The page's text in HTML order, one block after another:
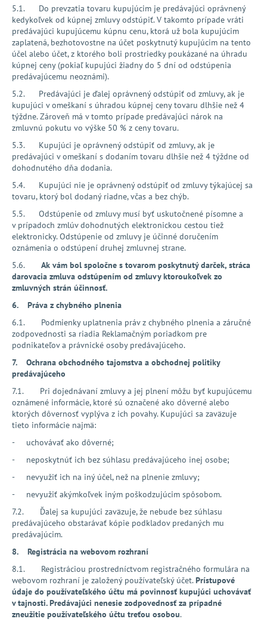
5.1. Do prevzatia tovaru kupujúcim je predávajúci oprávnený
kedykoľvek od kúpnej zmluvy odstúpiť. V takomto prípade vráti
predávajúci kupujúcemu kúpnu cenu, ktorá už bola kupujúcim
zaplatená, bezhotovostne na účet poskytnutý kupujúcim na tento
účel alebo účet, z ktorého boli prostriedky poukázané na úhradu
kúpnej ceny (pokiaľ kupujúci žiadny do 5 dní od odstúpenia
predávajúcemu neoznámi).
5.2. Predávajúci je ďalej oprávnený odstúpiť od zmluvy, ak je
kupujúci v omeškaní s úhradou kúpnej ceny tovaru dlhšie než 4
týždne. Zároveň má v tomto prípade predávajúci nárok na
zmluvnú pokutu vo výške 50 % z ceny tovaru.
5.3. Kupujúci je oprávnený odstúpiť od zmluvy, ak je
predávajúci v omeškaní s dodaním tovaru dlhšie než 4 týždne od
dohodnutého dňa dodania.
5.4. Kupujúci nie je oprávnený odstúpiť od zmluvy týkajúcej sa
tovaru, ktorý bol dodaný riadne, včas a bez chýb.
5.5. Odstúpenie od zmluvy musí byť uskutočnené písomne a
v prípadoch zmlúv dohodnutých elektronickou cestou tiež
elektronicky. Odstúpenie od zmluvy je účinné doručením
oznámenia o odstúpení druhej zmluvnej strane.
5.6. Ak vám bol spoločne s tovarom poskytnutý darček, stráca
darovacia zmluva odstúpením od zmluvy ktoroukoľvek zo
zmluvných strán účinnosť.
6. Práva z chybného plnenia
6.1. Podmienky uplatnenia práv z chybného plnenia a záručné
zodpovednosti sa riadia Reklamačným poriadkom pre
podnikateľov a právnické osobypredávajúceho.
7. Ochrana obchodného tajomstva a obchodnej politiky
predávajúceho
7.1. Pri dojednávaní zmluvy a jej plnení môžu byť kupujúcemu
oznámené informácie, ktoré sú označené ako dôverné alebo
ktorých dôvernosť vyplýva z ich povahy. Kupujúci sa zaväzuje
tieto informácie najmä:
- uchovávať ako dôverné;
- neposkytnúť ich bez súhlasu predávajúceho inej osobe;
- nevyužiť ich na iný účel, než na plnenie zmluvy;
- nevyužiť akýmkoľvek iným poškodzujúcim spôsobom.
7.2. Ďalej sa kupujúci zaväzuje, že nebude bez súhlasu
predávajúceho obstarávať kópie podkladov predaných mu
predávajúcim.
8. Registrácia na webovom rozhraní
8.1. Registráciou prostredníctvom registračného formulára na
webovom rozhraní je založený používateľský účet.Prístupové
údaje do používateľského účtu má povinnosť kupujúci uchovávať
v tajnosti. Predávajúci nenesie zodpovednosť za prípadné
zneužitie používateľského účtu treťou osobou.